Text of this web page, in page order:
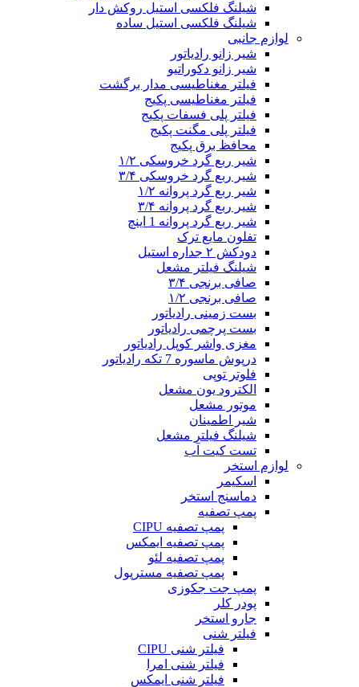
شیلنگ فلکسی استیل روکش دار
شیلنگ فلکسی استیل ساده
لوازم جانبی
شیر زانو رادیاتور
شیر زانو دکوراتیو
فیلتر مغناطیسی مدار برگشت
فیلتر مغناطیسی پکیج
فیلتر پلی فسفات پکیج
فیلتر پلی مگنت پکیج
محافظ برق پکیج
شیر ربع گرد خروسکی ۱/۲
شیر ربع گرد خروسکی ۳/۴
شیر ربع گرد پروانه ۱/۲
شیر ربع گرد پروانه ۳/۴
شیر ربع گرد پروانه 1 اینچ
تفلون مایع ترک
دودکش ۲ جداره استیل
شیلنگ فیلتر مشعل
صافی برنجی ۳/۴
صافی برنجی ۱/۲
بست زمینی رادیاتور
بست پرچمی رادیاتور
مغزی واشر کوپل رادیاتور
درپوش ماسوره 7 تکه رادیاتور
فلوتر توپی
الکترود یون مشعل
موتور مشعل
شیر اطمینان
شیلنگ فیلتر مشعل
تست کیت آب
لوازم استخر
اسکیمر
دماسنج استخر
پمپ تصفیه
پمپ تصفیه CIPU
پمپ تصفیه ایمکس
پمپ تصفیه لئو
پمپ تصفیه مسترپول
پمپ جت جکوزی
پودر کلر
جارو استخر
فیلتر شنی
فیلتر شنی CIPU
فیلتر شنی امرا
فیلتر شنی ایمکس